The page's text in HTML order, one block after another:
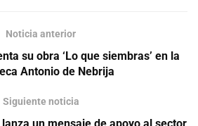
Noticia anterior
su obra ‘Lo que siembras’ en la
Antonio de Nebrija
Siguiente noticia